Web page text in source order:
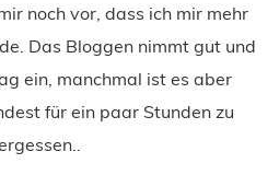
noch vor, dass ich mir mehr
Das Bloggen nimmt gut und
ein, manchmal ist es aber
für ein paar Stunden zu